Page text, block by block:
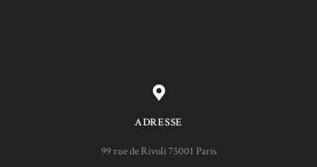
ADRESSE
99 rue de Rivoli 75001 Paris